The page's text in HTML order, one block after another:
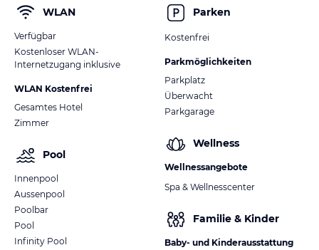
WLAN
Verfügbar
Kostenloser WLAN-
Internetzugang inklusive
WLAN Kostenfrei
Gesamtes Hotel
Zimmer
Pool
Innenpool
Aussenpool
Poolbar
Pool
Infinity Pool
Parken
Kostenfrei
Parkmöglichkeiten
Parkplatz
Überwacht
Parkgarage
Wellness
Wellnessangebote
Spa & Wellnesscenter
Familie & Kinder
Baby- und Kinderausstattung